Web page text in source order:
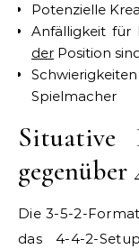
Potenzielle
Anfälligkeit für
der Position
Spielmacher
Situative
gegenüber
Die 3-5-2-
das 4-4-2-